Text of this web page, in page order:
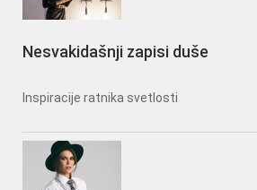
Nesvakidašnji zapisi duše
Inspiracije ratnika svetlosti